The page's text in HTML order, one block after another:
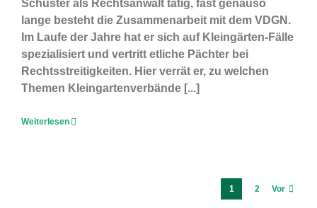
Schuster als Rechtsanwalt tätig, fast genauso
lange besteht die Zusammenarbeit mit dem VDGN.
Im Laufe der Jahre hat er sich auf Kleingärten-Fälle
spezialisiert und vertritt etliche Pächter bei
Rechtsstreitigkeiten. Hier verrät er, zu welchen
Themen Kleingartenverbände [...]
Weiterlesen
1 2 Vor